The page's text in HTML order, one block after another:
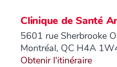
Clinique de Santé
5601 rue Sherbrooke O
Montréal, QC H4A
Obtenir l'itinéraire